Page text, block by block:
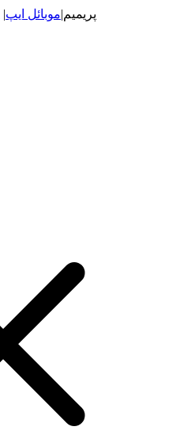
پریمیم|موبائل ایپ|